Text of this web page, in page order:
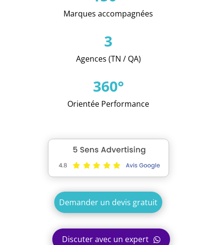
Marques accompagnées
3
Agences (TN / QA)
360°
Orientée Performance
Demander un devis gratuit
Discuter avec un expert